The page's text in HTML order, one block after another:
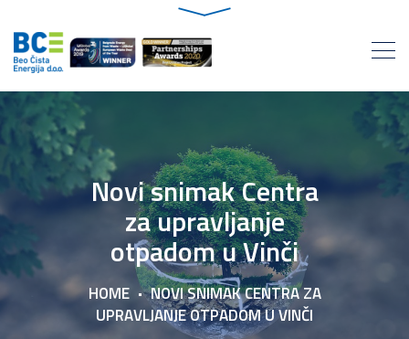
Novi snimak Centra
za upravljanje
otpadom u Vinči
HOME
NOVI SNIMAK CENTRA ZA
UPRAVLJANJE OTPADOM U VINČI